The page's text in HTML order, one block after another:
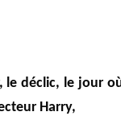
le déclic, le jour
Harry,